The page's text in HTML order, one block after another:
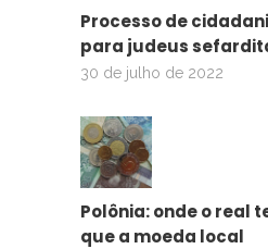
Processo de
para judeus
30 de julho de 2022
Polônia: onde o real
que a moeda local